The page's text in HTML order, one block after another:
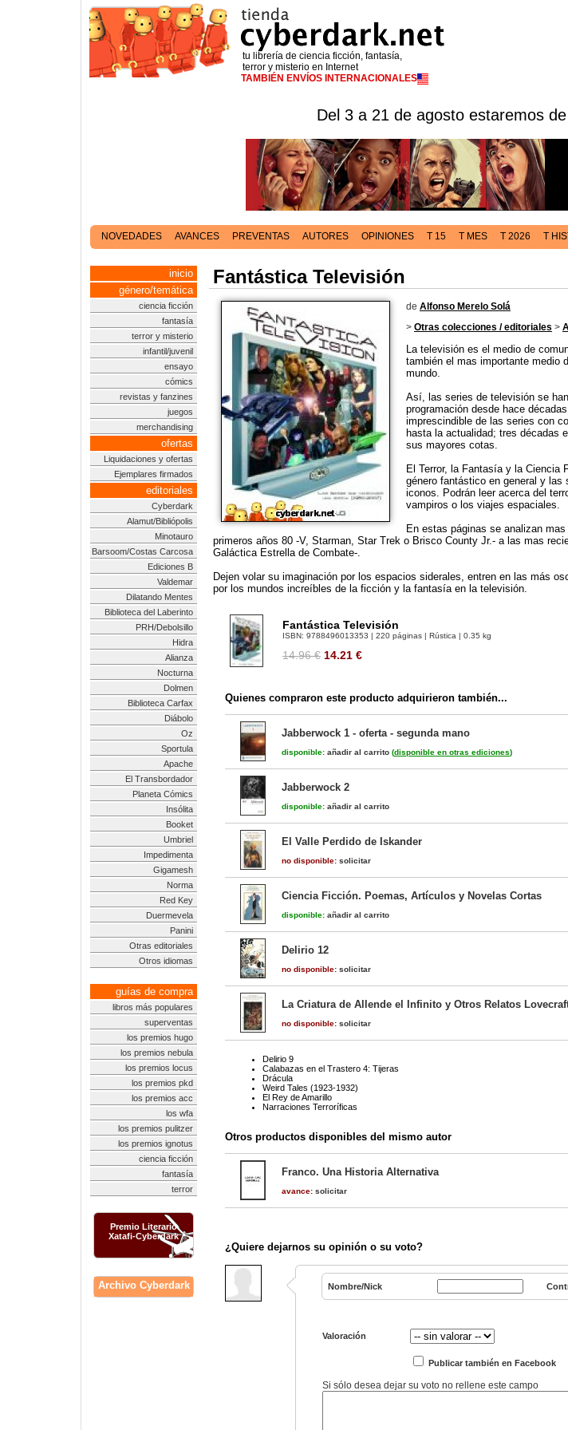
tu librería de ciencia ficción, fantasía,
terror y misterio en Internet
TAMBIÉN ENVÍOS INTERNACIONALES
Del 3 a 21 de agosto estaremos
NOVEDADES AVANCES PREVENTAS AUTORES OPINIONES T 15 T MES T 2026 T
inicio
género/temática
ciencia ficción
fantasía
terror y misterio
infantil/juvenil
ensayo
cómics
revistas y fanzines
juegos
merchandising
ofertas
Liquidaciones y ofertas
Ejemplares firmados
editoriales
Cyberdark
Alamut/Bibliópolis
Minotauro
Barsoom/Costas Carcosa
Ediciones B
Valdemar
Dilatando Mentes
Biblioteca del Laberinto
PRH/Debolsillo
Hidra
Alianza
Nocturna
Dolmen
Biblioteca Carfax
Diábolo
Oz
Sportula
Apache
El Transbordador
Planeta Cómics
Insólita
Booket
Umbriel
Impedimenta
Gigamesh
Norma
Red Key
Duermevela
Panini
Otras editoriales
Otros idiomas
guías de compra
libros más populares
superventas
los premios hugo
los premios nebula
los premios locus
los premios pkd
los premios acc
los wfa
los premios pulitzer
los premios ignotus
ciencia ficción
fantasía
terror
Premio Literario
Xatafi-Cyberdark
Archivo Cyberdark
Fantástica Televisión
de Alfonso Merelo Solá
> Otras colecciones / editoriales >
La televisión es el medio de
también el mas importante medio
mundo.
Así, las series de televisión se
programación desde hace
imprescindible de las series con
hasta la actualidad; tres décadas
sus mayores cotas.
El Terror, la Fantasía y la Ciencia
género fantástico en general y
iconos. Podrán leer acerca del
vampiros o los viajes espaciales.
En estas páginas se analizan
primeros años 80 -V, Starman, Star Trek o Brisco County Jr.- a las mas
Galáctica Estrella de Combate-.
Dejen volar su imaginación por los espacios siderales, entren en las más
por los mundos increíbles de la ficción y la fantasía en la televisión.
Fantástica Televisión
ISBN: 9788496013353 | 220 páginas | Rústica | 0.35 kg
14.96 € 14.21 €
Quienes compraron este producto adquirieron también...
Jabberwock 1 - oferta - segunda mano
disponible: añadir al carrito (disponible en otras ediciones)
Jabberwock 2
disponible: añadir al carrito
El Valle Perdido de Iskander
no disponible: solicitar
Ciencia Ficción. Poemas, Artículos y Novelas Cortas
disponible: añadir al carrito
Delirio 12
no disponible: solicitar
La Criatura de Allende el Infinito y Otros Relatos
no disponible: solicitar
Delirio 9
Calabazas en el Trastero 4: Tijeras
Drácula
Weird Tales (1923-1932)
El Rey de Amarillo
Narraciones Terroríficas
Otros productos disponibles del mismo autor
Franco. Una Historia Alternativa
avance: solicitar
¿Quiere dejarnos su opinión o su voto?
Nombre/Nick
Valoración
Publicar también en Facebook
Si sólo desea dejar su voto no rellene este campo